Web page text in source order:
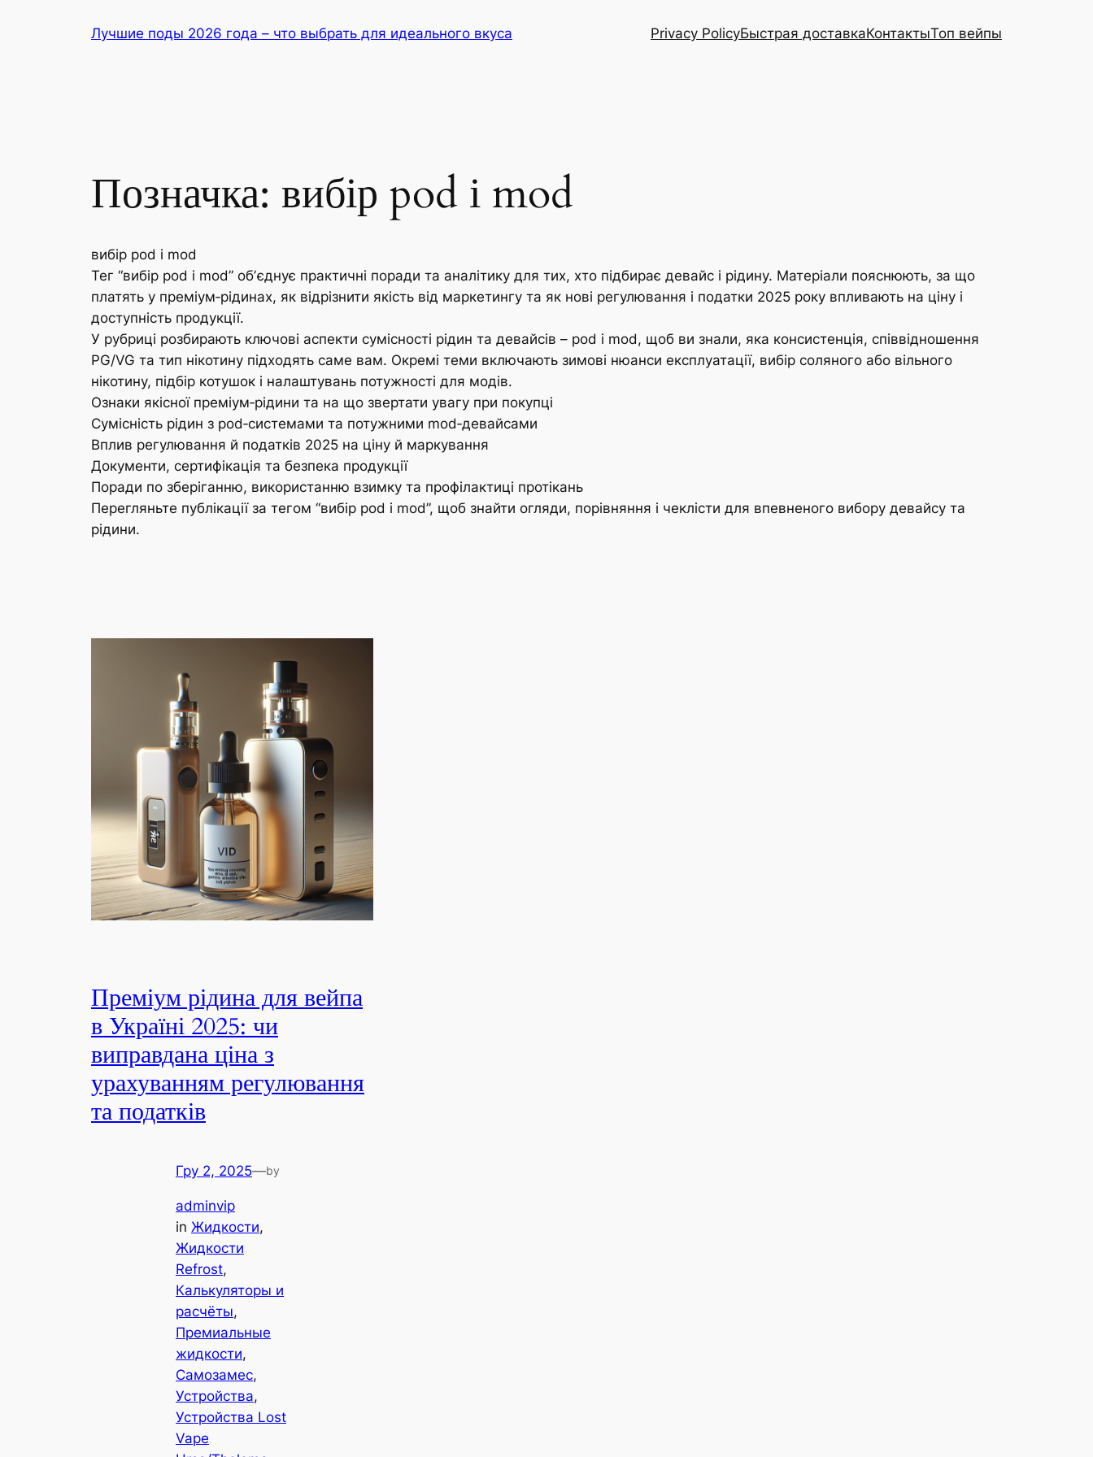
Лучшие поды 2026 года – что выбрать для идеального вкуса Privacy PolicyБыстрая доставкаКонтактыТоп вейпы
Позначка: вибір pod і mod
вибір pod і mod
Тег “вибір pod і mod” обʼєднує практичні поради та аналітику для тих, хто підбирає девайс і рідину. Матеріали пояснюють, за що
платять у преміум‑рідинах, як відрізнити якість від маркетингу та як нові регулювання і податки 2025 року впливають на ціну і
доступність продукції.
У рубриці розбирають ключові аспекти сумісності рідин та девайсів – pod і mod, щоб ви знали, яка консистенція, співвідношення
PG/VG та тип нікотину підходять саме вам. Окремі теми включають зимові нюанси експлуатації, вибір соляного або вільного
нікотину, підбір котушок і налаштувань потужності для модів.
Ознаки якісної преміум‑рідини та на що звертати увагу при покупці
Сумісність рідин з pod‑системами та потужними mod‑девайсами
Вплив регулювання й податків 2025 на ціну й маркування
Документи, сертифікація та безпека продукції
Поради по зберіганню, використанню взимку та профілактиці протікань
Перегляньте публікації за тегом “вибір pod і mod”, щоб знайти огляди, порівняння і чеклісти для впевненого вибору девайсу та
рідини.
Преміум рідина для вейпа
в Україні 2025: чи
виправдана ціна з
урахуванням регулювання
та податків
Гру 2, 2025—by
adminvip
in Жидкости
Жидкости
Refrost
Калькуляторы и
расчёты
Премиальные
жидкости
Самозамес
Устройства
Устройства Lost
Vape